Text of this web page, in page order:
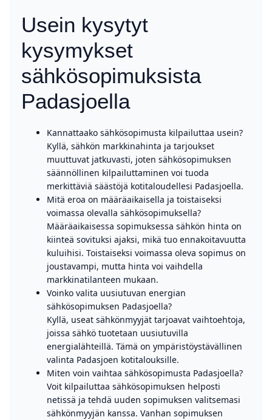
Usein kysytyt
kysymykset
sähkösopimuksista
Padasjoella
Kannattaako sähkösopimusta kilpailuttaa usein?
Kyllä, sähkön markkinahinta ja tarjoukset
muuttuvat jatkuvasti, joten sähkösopimuksen
säännöllinen kilpailuttaminen voi tuoda
merkittäviä säästöjä kotitaloudellesi Padasjoella.
Mitä eroa on määräaikaisella ja toistaiseksi
voimassa olevalla sähkösopimuksella?
Määräaikaisessa sopimuksessa sähkön hinta on
kiinteä sovituksi ajaksi, mikä tuo ennakoitavuutta
kuluihisi. Toistaiseksi voimassa oleva sopimus on
joustavampi, mutta hinta voi vaihdella
markkinatilanteen mukaan.
Voinko valita uusiutuvan energian
sähkösopimuksen Padasjoella?
Kyllä, useat sähkönmyyjät tarjoavat vaihtoehtoja,
joissa sähkö tuotetaan uusiutuvilla
energialähteillä. Tämä on ympäristöystävällinen
valinta Padasjoen kotitalouksille.
Miten voin vaihtaa sähkösopimusta Padasjoella?
Voit kilpailuttaa sähkösopimuksen helposti
netissä ja tehdä uuden sopimuksen valitsemasi
sähkönmyyjän kanssa. Vanhan sopimuksen